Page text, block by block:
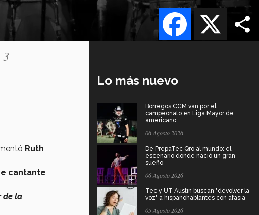
X
Facebook
Ruth
cantante
de la
Lo más nuevo
Borregos CCM van por el
campeonato en Liga Mayor de
americano
06 Agosto 2026
De PrepaTec Qro al mundo: el
escenario donde nació un gran
sueño
06 Agosto 2026
Tec y UT Austin buscan "devolver la
voz" a hispanohablantes con afasia
05 Agosto 2026